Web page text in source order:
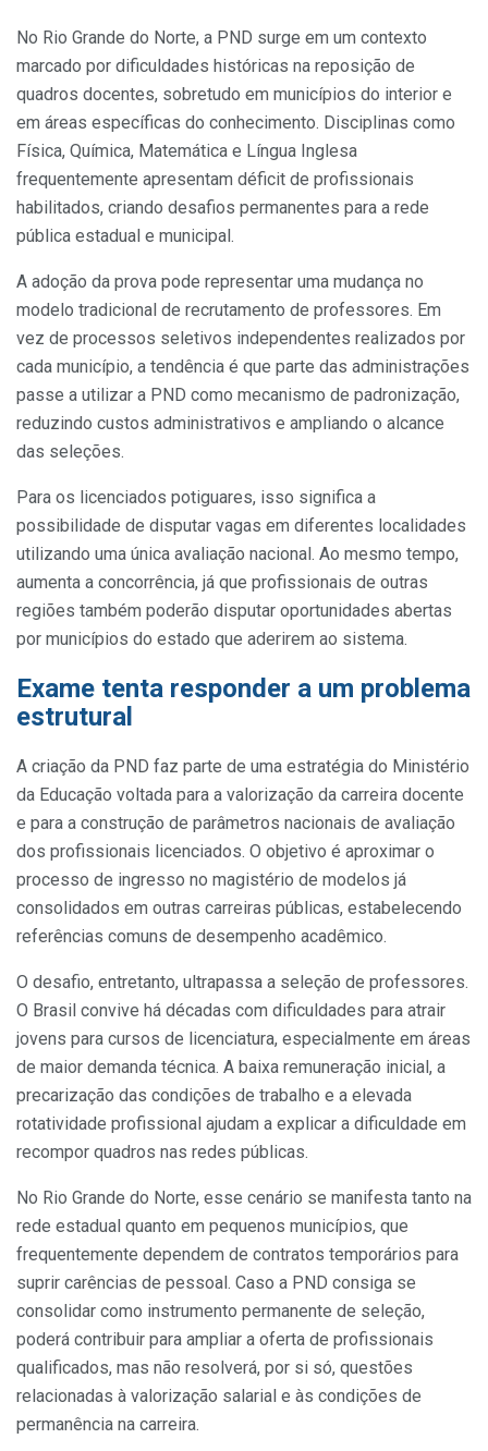
No Rio Grande do Norte, a PND surge em um contexto
marcado por dificuldades históricas na reposição de
quadros docentes, sobretudo em municípios do interior e
em áreas específicas do conhecimento. Disciplinas como
Física, Química, Matemática e Língua Inglesa
frequentemente apresentam déficit de profissionais
habilitados, criando desafios permanentes para a rede
pública estadual e municipal.
A adoção da prova pode representar uma mudança no
modelo tradicional de recrutamento de professores. Em
vez de processos seletivos independentes realizados por
cada município, a tendência é que parte das administrações
passe a utilizar a PND como mecanismo de padronização,
reduzindo custos administrativos e ampliando o alcance
das seleções.
Para os licenciados potiguares, isso significa a
possibilidade de disputar vagas em diferentes localidades
utilizando uma única avaliação nacional. Ao mesmo tempo,
aumenta a concorrência, já que profissionais de outras
regiões também poderão disputar oportunidades abertas
por municípios do estado que aderirem ao sistema.
Exame tenta responder a um problema
estrutural
A criação da PND faz parte de uma estratégia do Ministério
da Educação voltada para a valorização da carreira docente
e para a construção de parâmetros nacionais de avaliação
dos profissionais licenciados. O objetivo é aproximar o
processo de ingresso no magistério de modelos já
consolidados em outras carreiras públicas, estabelecendo
referências comuns de desempenho acadêmico.
O desafio, entretanto, ultrapassa a seleção de professores.
O Brasil convive há décadas com dificuldades para atrair
jovens para cursos de licenciatura, especialmente em áreas
de maior demanda técnica. A baixa remuneração inicial, a
precarização das condições de trabalho e a elevada
rotatividade profissional ajudam a explicar a dificuldade em
recompor quadros nas redes públicas.
No Rio Grande do Norte, esse cenário se manifesta tanto na
rede estadual quanto em pequenos municípios, que
frequentemente dependem de contratos temporários para
suprir carências de pessoal. Caso a PND consiga se
consolidar como instrumento permanente de seleção,
poderá contribuir para ampliar a oferta de profissionais
qualificados, mas não resolverá, por si só, questões
relacionadas à valorização salarial e às condições de
permanência na carreira.